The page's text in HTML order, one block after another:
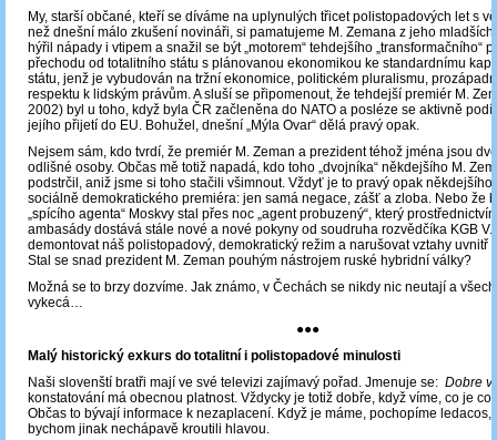
My, starší občané, kteří se díváme na uplynulých třicet polistopadových let s
než dnešní málo zkušení novináři, si pamatujeme M. Zemana z jeho mladších
hýřil nápady i vtipem a snažil se být „motorem“ tehdejšího „transformačního“
přechodu od totalitního státu s plánovanou ekonomikou ke standardnímu
státu, jenž je vybudován na tržní ekonomice, politickém pluralismu,
respektu k lidským právům. A sluší se připomenout, že tehdejší premiér M.
2002) byl u toho, když byla ČR začleněna do NATO a posléze se aktivně
jejího přijetí do EU. Bohužel, dnešní „Mýla Ovar“ dělá pravý opak.
Nejsem sám, kdo tvrdí, že premiér M. Zeman a prezident téhož jména jsou
odlišné osoby. Občas mě totiž napadá, kdo toho „dvojníka“ někdejšího M.
podstrčil, aniž jsme si toho stačili všimnout. Vždyť je to pravý opak
sociálně demokratického premiéra: jen samá negace, zášť a zloba. Nebo že
„spícího agenta“ Moskvy stal přes noc „agent probuzený“, který
ambasády dostává stále nové a nové pokyny od soudruha rozvědčíka KGB V.
demontovat náš polistopadový, demokratický režim a narušovat vztahy uvnitř
Stal se snad prezident M. Zeman pouhým nástrojem ruské hybridní války?
Možná se to brzy dozvíme. Jak známo, v Čechách se nikdy nic neutají a
vykecá…
●●●
Malý historický exkurs do totalitní i polistopadové minulosti
Naši slovenští bratři mají ve své televizi zajímavý pořad. Jmenuje se: Dobre
konstatování má obecnou platnost. Vždycky je totiž dobře, když víme, co je co
Občas to bývají informace k nezaplacení. Když je máme, pochopíme ledacos,
bychom jinak nechápavě kroutili hlavou.